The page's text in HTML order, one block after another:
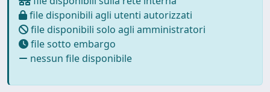
file disponibili agli utenti autorizzati
file disponibili solo agli amministratori
file sotto embargo
nessun file disponibile